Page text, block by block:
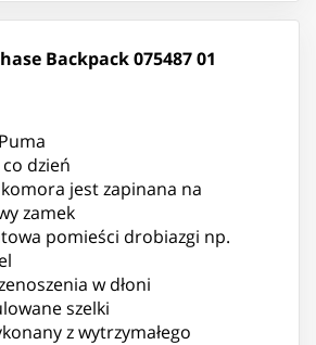
Backpack 075487 01
dzień
komora jest zapinana na
zamek
pomieści drobiazgi np.
w dłoni
szelki
z wytrzymałego